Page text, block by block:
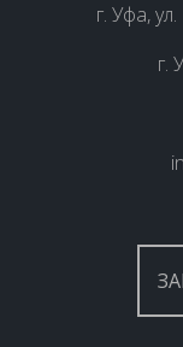
г. Уфа,
г.